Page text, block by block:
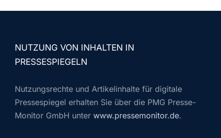
NUTZUNG VON INHALTEN IN
PRESSESPIEGELN
Nutzungsrechte und Artikelinhalte für digitale
Pressespiegel erhalten Sie über die PMG Presse-
Monitor GmbH unter www.pressemonitor.de.